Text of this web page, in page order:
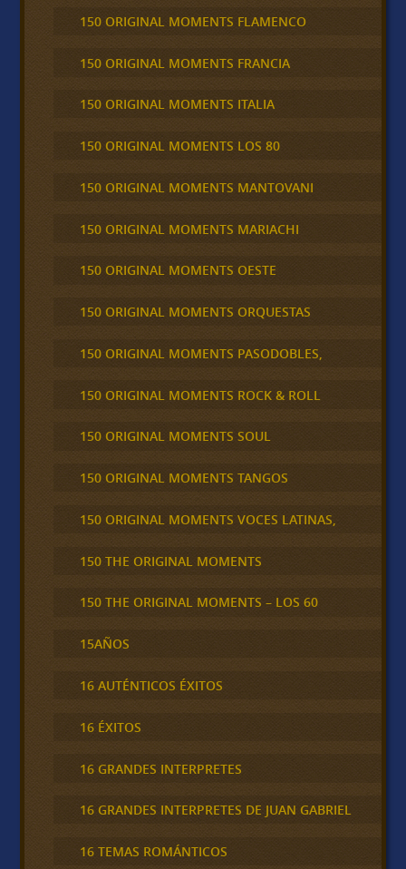
150 ORIGINAL MOMENTS FLAMENCO
150 ORIGINAL MOMENTS FRANCIA
150 ORIGINAL MOMENTS ITALIA
150 ORIGINAL MOMENTS LOS 80
150 ORIGINAL MOMENTS MANTOVANI
150 ORIGINAL MOMENTS MARIACHI
150 ORIGINAL MOMENTS OESTE
150 ORIGINAL MOMENTS ORQUESTAS
150 ORIGINAL MOMENTS PASODOBLES,
150 ORIGINAL MOMENTS ROCK & ROLL
150 ORIGINAL MOMENTS SOUL
150 ORIGINAL MOMENTS TANGOS
150 ORIGINAL MOMENTS VOCES LATINAS,
150 THE ORIGINAL MOMENTS
150 THE ORIGINAL MOMENTS – LOS 60
15AÑOS
16 AUTÉNTICOS ÉXITOS
16 ÉXITOS
16 GRANDES INTERPRETES
16 GRANDES INTERPRETES DE JUAN GABRIEL
16 TEMAS ROMÁNTICOS